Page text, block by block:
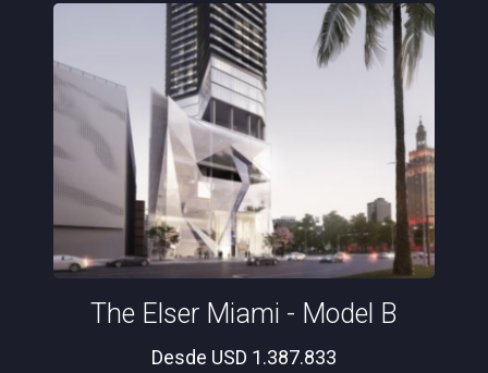
The Elser Miami - Model B
Desde USD 1.387.833